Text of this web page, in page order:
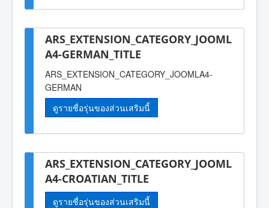
ARS_EXTENSION_CATEGORY_JOOML
A4-GERMAN_TITLE
ARS_EXTENSION_CATEGORY_JOOMLA4-
GERMAN
ดูรายชื่อรุ่นของส่วนเสริมนี้
ARS_EXTENSION_CATEGORY_JOOML
A4-CROATIAN_TITLE
ดูรายชื่อรุ่นของส่วนเสริมนี้